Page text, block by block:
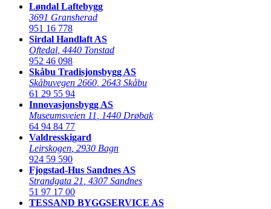
Løndal Laftebygg
3691 Gransherad
951 16 778
Sirdal Handlaft AS
Oftedal 4440 Tonstad
952 46 098
Skåbu Tradisjonsbygg AS
Skåbuvegen 2660 2643 Skåbu
61 29 55 94
Innovasjonsbygg AS
Museumsveien 11
1440 Drøbak
64 94 84 77
Valdresskigard
Leirskogen 2930 Bagn
924 59 590
Fjogstad-Hus Sandnes AS
Strandgata 21 4307 Sandnes
51 97 17 00
TESSAND BYGGSERVICE AS